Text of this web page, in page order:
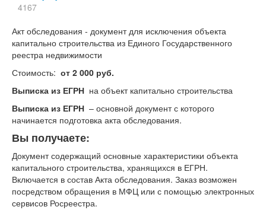
4167
Акт обследования - документ для исключения объекта
капитально строительства из Единого Государственного
реестра недвижимости
Стоимость: от 2 000 руб.
Выписка из ЕГРН на объект капитально строительства
Выписка из ЕГРН – основной документ с которого
начинается подготовка акта обследования.
Вы получаете:
Документ содержащий основные характеристики объекта
капитального строительства, хранящихся в ЕГРН.
Включается в состав Акта обследования. Заказ возможен
посредством обращения в МФЦ или с помощью электронных
сервисов Росреестра.